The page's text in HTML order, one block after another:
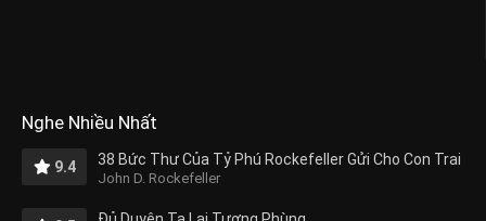
Nghe Nhiều Nhất
9.4 38 Bức Thư Của Tỷ Phú Rockefeller Gửi Cho Con Trai
John D. Rockefeller